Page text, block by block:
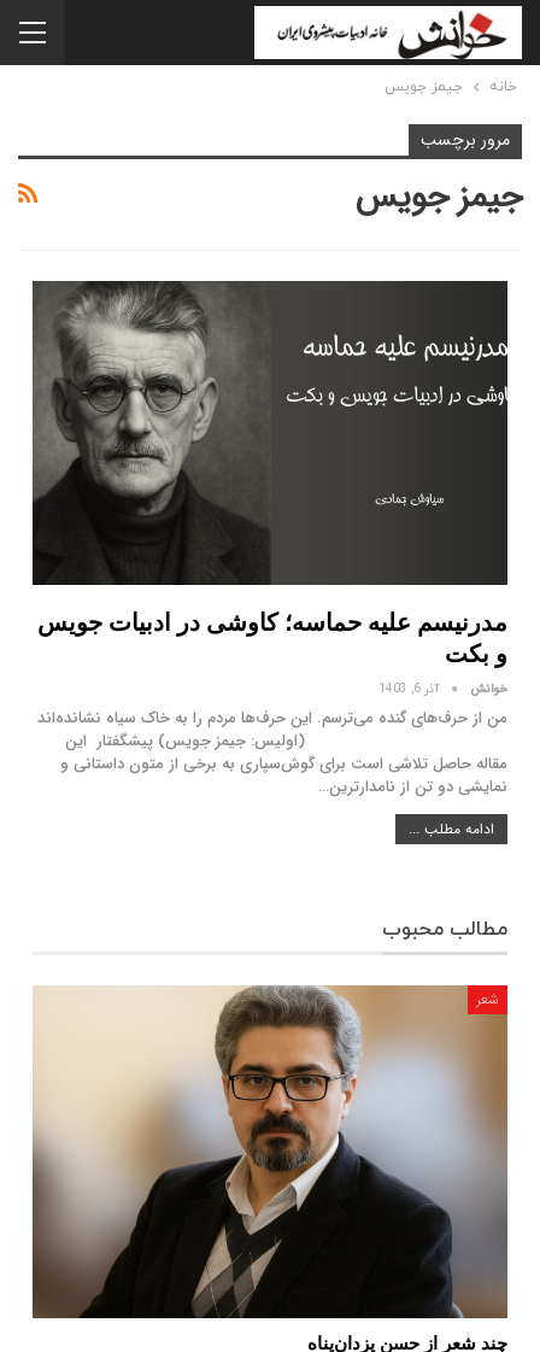
خانه جیمز جویس
مرور برچسب
جیمز جویس
مدرنیسم علیه حماسه؛ کاوشی در ادبیات جویس
و بکت
خوانش آذر 6, 1403
من از حرف‌های گنده می‌ترسم. این حرف‌ها مردم را به خاک سیاه نشانده‌اند
(اولیس: جیمز جویس) پیشگفتار این
مقاله حاصل تلاشی است برای گوش‌سپاری به برخی از متون داستانی و
نمایشی دو تن از نامدارترین…
ادامه مطلب ...
مطالب محبوب
شعر
چند شعر از حسن یزدان‌پناه